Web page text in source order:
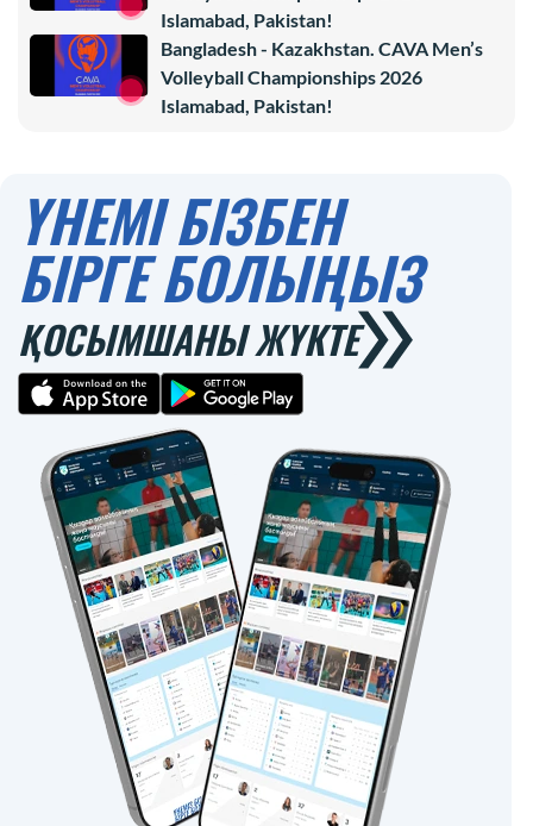
Islamabad, Pakistan!
Bangladesh - Kazakhstan. CAVA Men’s
Volleyball Championships 2026
Islamabad, Pakistan!
ҮНЕМІ БІЗБЕН
БІРГЕ БОЛЫҢЫЗ
ҚОСЫМШАНЫ ЖҮКТЕ